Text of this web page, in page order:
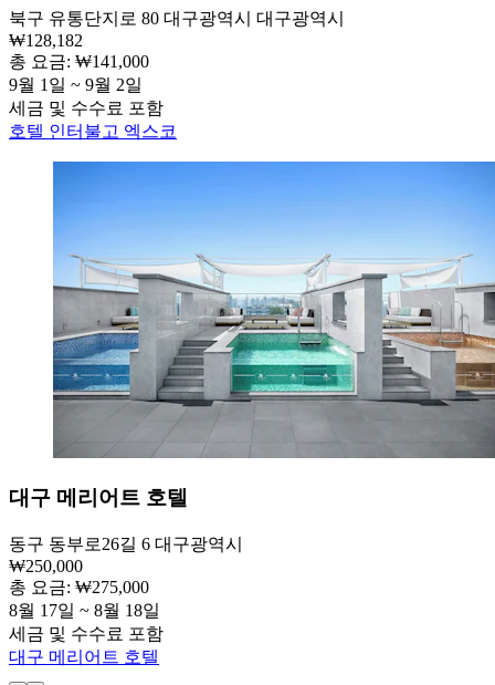
북구 유통단지로 80 대구광역시 대구광역시
₩128,182
총 요금: ₩141,000
9월 1일 ~ 9월 2일
세금 및 수수료 포함
호텔 인터불고 엑스코
대구 메리어트 호텔
동구 동부로26길 6 대구광역시
₩250,000
총 요금: ₩275,000
8월 17일 ~ 8월 18일
세금 및 수수료 포함
대구 메리어트 호텔